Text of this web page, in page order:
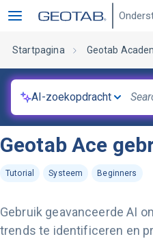
Startpagina Geotab
AI-zoekopdracht
Geotab Ace
Tutorial Systeem Beginners
Gebruik geavanceerde AI
trends te identificeren en